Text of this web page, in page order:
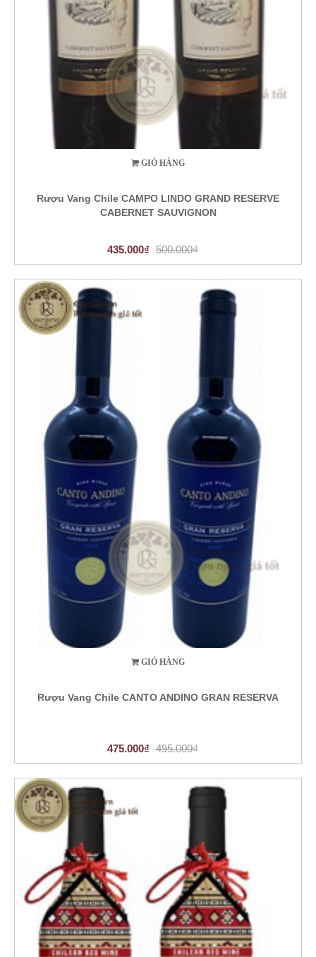
GIỎ HÀNG
Rượu Vang Chile CAMPO LINDO GRAND RESERVE
CABERNET SAUVIGNON
435.000₫ 500.000₫
GIỎ HÀNG
Rượu Vang Chile CANTO ANDINO GRAN RESERVA
475.000₫ 495.000₫